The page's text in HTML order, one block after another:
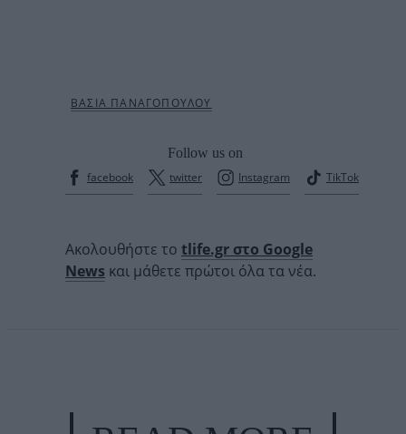
Follow us on
facebook
twitter Instagram TikTok
Ακολουθήστε το tlife.gr στο Google
News και μάθετε πρώτοι όλα τα νέα.